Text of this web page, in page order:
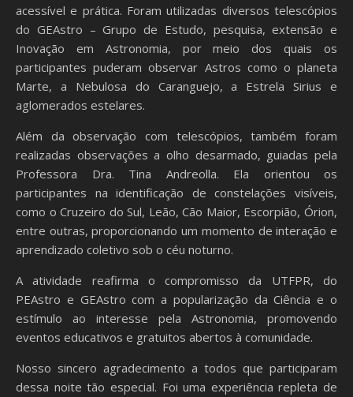
acessível e prática. Foram utilizadas diversos telescópios
do GEAstro – Grupo de Estudo, pesquisa, extensão e
Inovação em Astronomia, por meio dos quais os
participantes puderam observar Astros como o planeta
Marte, a Nebulosa do Caranguejo, a Estrela Sirius e
aglomerados estelares.
Além da observação com telescópios, também foram
realizadas observações a olho desarmado, guiadas pela
Professora Dra. Tina Andreolla. Ela orientou os
participantes na identificação de constelações visíveis,
como o Cruzeiro do Sul, Leão, Cão Maior, Escorpião, Órion,
entre outras, proporcionando um momento de interação e
aprendizado coletivo sob o céu noturno.
A atividade reafirma o compromisso da UTFPR, do
PEAstro e GEAstro com a popularização da Ciência e o
estímulo ao interesse pela Astronomia, promovendo
eventos educativos e gratuitos abertos à comunidade.
Nosso sincero agradecimento a todos que participaram
dessa noite tão especial. Foi uma experiência repleta de